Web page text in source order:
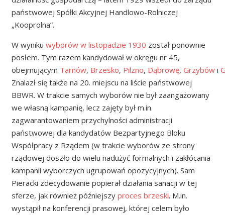
państwowej Spółki Akcyjnej Handlowo-Rolniczej
„Kooprolna”.
W wyniku wyborów w listopadzie 1930 został ponownie
posłem. Tym razem kandydował w okręgu nr 45,
obejmującym Tarnów, Brzesko, Pilzno, Dąbrowę, Grzybówi
Znalazł się także na 20. miejscu na liście państwowej
BBWR. W trakcie samych wyborów nie był zaangażowany
we własną kampanię, lecz zajęty był m.in.
zagwarantowaniem przychylności administracji
państwowej dla kandydatów Bezpartyjnego Bloku
Współpracy z Rządem (w trakcie wyborów ze strony
rządowej doszło do wielu nadużyć formalnych i zakłócania
kampanii wyborczych ugrupowań opozycyjnych). Sam
Pieracki zdecydowanie popierał działania sanacji w tej
sferze, jak również późniejszy proces brzeski. M.in.
wystąpił na konferencji prasowej, której celem było